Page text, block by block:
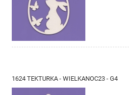
1624 TEKTURKA - WIELKANOC23 - G4